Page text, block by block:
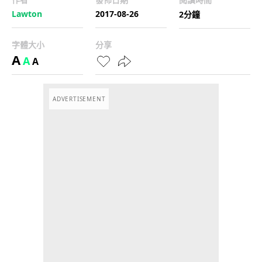
Lawton
2017-08-26
2分鐘
字體大小
AAA
分享
ADVERTISEMENT